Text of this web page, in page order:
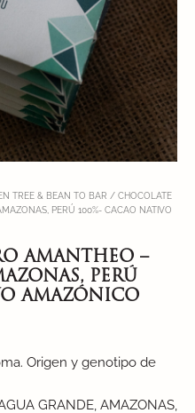
TREE & BEAN TO BAR / CHOCOLATE
PERÚ 100%- CACAO NATIVO
AMANTHEO –
PERÚ
AMAZÓNICO
Origen y genotipo de
GRANDE, AMAZONAS,